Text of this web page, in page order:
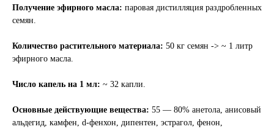
Получение эфирного масла: паровая дистилляция раздробленных
семян.
Количество растительного материала: 50 кг семян -> ~ 1 литр
эфирного масла.
Число капель на 1 мл: ~ 32 капли.
Основные действующие вещества: 55 — 80% анетола, анисовый
альдегид, камфен, d-фенхон, дипентен, эстрагол, фенон,